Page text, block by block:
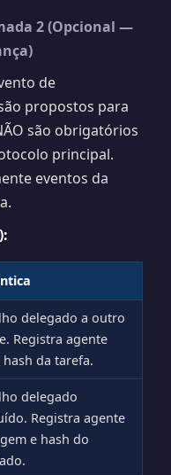
2 (Opcional —
de
propostos para
são obrigatórios
principal.
eventos da
delegado a outro
Registra agente
hash da tarefa.
delegado
Registra agente
e hash do